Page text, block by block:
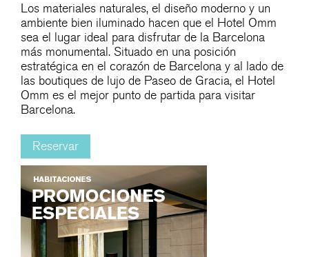
Los materiales naturales, el diseño moderno y un
ambiente bien iluminado hacen que el Hotel Omm
sea el lugar ideal para disfrutar de la Barcelona
más monumental. Situado en una posición
estratégica en el corazón de Barcelona y al lado de
las boutiques de lujo de Paseo de Gracia, el Hotel
Omm es el mejor punto de partida para visitar
Barcelona.
Reservar